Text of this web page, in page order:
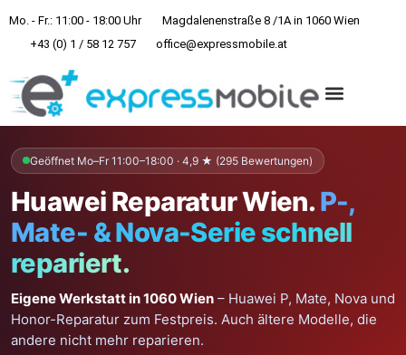
Mo. - Fr.: 11:00 - 18:00 Uhr
Magdalenenstraße 8 /1A in 1060 Wien
+43 (0) 1 / 58 12 757
office@expressmobile.at
Geöffnet Mo–Fr 11:00–18:00 · 4,9 ★ (295 Bewertungen)
Huawei Reparatur Wien. P-,
Mate- & Nova-Serie schnell
repariert.
Eigene Werkstatt in 1060 Wien – Huawei P, Mate, Nova und
Honor-Reparatur zum Festpreis. Auch ältere Modelle, die
andere nicht mehr reparieren.